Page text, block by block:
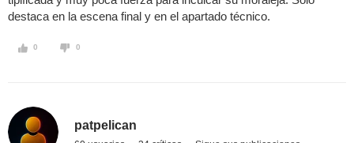
destaca en la escena final y en el apartado técnico.
0 0
patpelican